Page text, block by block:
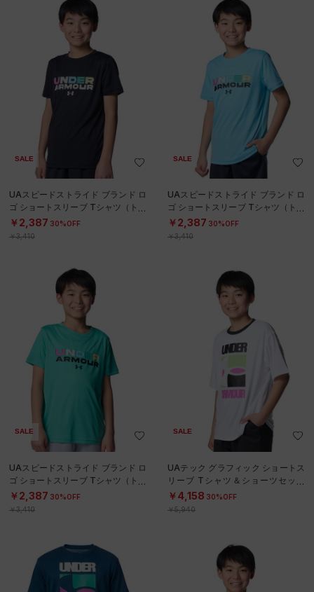
SALE
UAスピードストライド ブランド ロ
ゴ ショートスリーブ Tシャツ（トレ
ーニング/BOYS）
￥2,387 30%OFF
￥3,410
SALE
UAスピードストライド ブランド ロ
ゴ ショートスリーブ Tシャツ（トレ
ーニング/BOYS）
￥2,387 30%OFF
￥3,410
SALE
UAスピードストライド ブランド ロ
ゴ ショートスリーブ Tシャツ（トレ
ーニング/BOYS）
￥2,387 30%OFF
￥3,410
SALE
UAテック グラフィック ショートス
リーブ Tシャツ＆ショーツセット
（トレーニング/BOYS）
￥4,158 30%OFF
￥5,940